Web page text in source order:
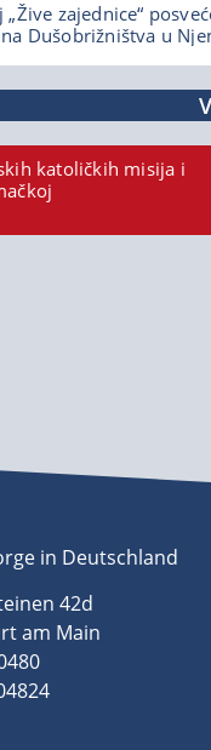
zajednice“
Dušobrižništva u
katoličkih misija i
in Deutschland
42d
am Main